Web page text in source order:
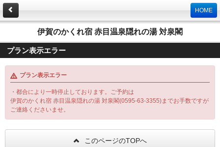
HOME
伊賀のかくれ宿 赤目温泉隠れの湯 対泉閣
プラン表示エラー
プラン表示エラー
・都合により一時停止しております。ご予約は
伊賀のかくれ宿 赤目温泉隠れの湯 対泉閣(0595-63-3355)までお手数ですが
ご連絡くださいませ。
このページのTOPへ